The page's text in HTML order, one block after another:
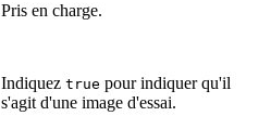
Pris en charge.
Indiquez true pour indiquer qu'il
s'agit d'une image d'essai.